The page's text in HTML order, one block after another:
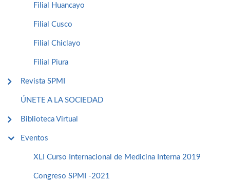
Filial Huancayo
Filial Cusco
Filial Chiclayo
Filial Piura
Revista SPMI
ÚNETE A LA SOCIEDAD
Biblioteca Virtual
Eventos
XLI Curso Internacional de Medicina Interna 2019
Congreso SPMI -2021